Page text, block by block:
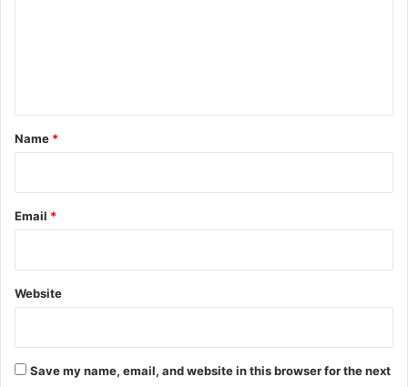
*
Name *
Email *
Website
Save my name, email, and website in this browser for the next